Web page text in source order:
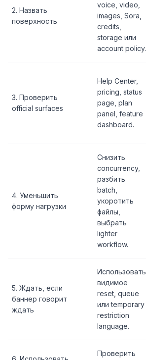
2. Назвать
поверхность
voice, video,
images, Sora,
credits,
storage или
account policy.
3. Проверить
official surfaces
Help Center,
pricing, status
page, plan
panel, feature
dashboard.
4. Уменьшить
форму нагрузки
Снизить
concurrency,
разбить
batch,
укоротить
файлы,
выбрать
lighter
workflow.
5. Ждать, если
баннер говорит
ждать
Использовать
видимое
reset, queue
или temporary
restriction
language.
Проверить